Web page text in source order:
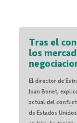
Tras el
los
El director de
Joan Bonet,
actual del
de Estados